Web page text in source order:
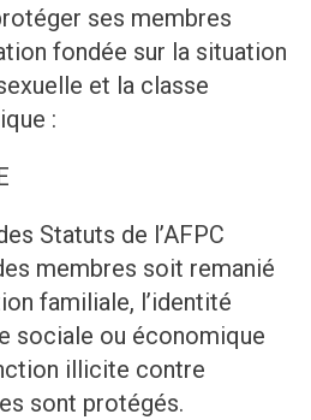
ses membres
fondée sur la situation
et la classe
:
Statuts de l’AFPC
membres soit remanié
familiale, l’identité
sociale ou économique
illicite contre
sont protégés.